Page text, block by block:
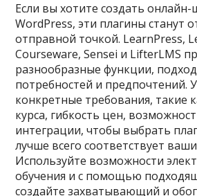
Если вы хотите создать онлайн-
WordPress, эти плагины станут
отправной точкой. LearnPress,
Courseware, Sensei и LifterLMS
разнообразные функции,
потребностей и предпочтений.
конкретные требования, такие
курса, гибкость цен,
интеграции, чтобы выбрать
лучше всего соответствует
Используйте возможности
обучения и с помощью
создайте захватывающий и